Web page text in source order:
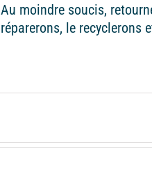
Au moindre soucis,
réparerons, le recyclerons